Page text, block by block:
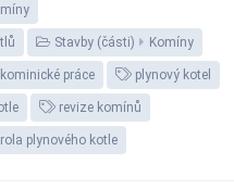
Stavby (části) Komíny
kominické práce plynový kotel
revize komínů
plynového kotle